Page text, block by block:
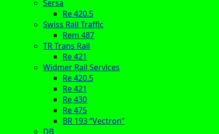
Sersa
Re 420.5
Swiss Rail Traffic
Rem 487
TR Trans Rail
Re 421
Widmer Rail Services
Re 420.5
Re 421
Re 430
Re 475
BR 193 “Vectron”
DB